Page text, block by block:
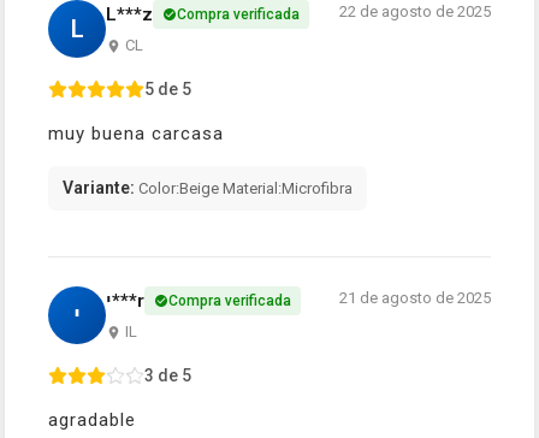
L L***z Compra verificada
CL
22 de agosto de 2025
5 de 5
muy buena carcasa
Variante: Color:Beige Material:Microfibra
י י***r Compra verificada
IL
21 de agosto de 2025
3 de 5
agradable